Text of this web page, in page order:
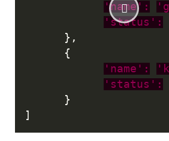
'name':
'status':
},
{
'name':
'status':
}
]